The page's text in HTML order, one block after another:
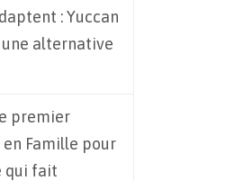
: Yuccan
alternative
premier
Famille pour
qui fait